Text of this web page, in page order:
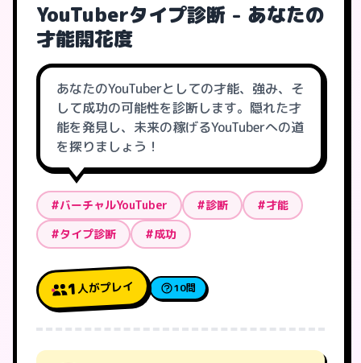
YouTuberタイプ診断 - あなたの
才能開花度
あなたのYouTuberとしての才能、強み、そ
して成功の可能性を診断します。隠れた才
能を発見し、未来の稼げるYouTuberへの道
を探りましょう！
#バーチャルYouTuber #診断
#才能
#タイプ診断
#成功
1人がプレイ 10問